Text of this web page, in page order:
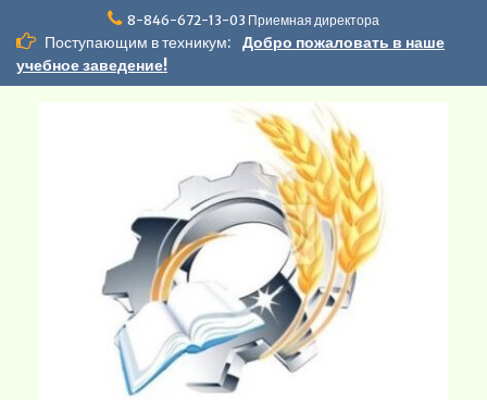
содержимому
8-846-672-13-03 Приемная директора
Поступающим в техникум:
Добро пожаловать в наше
учебное заведение!